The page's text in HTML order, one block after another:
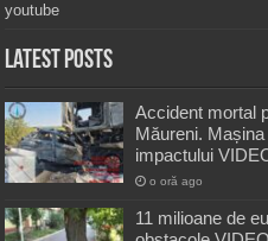
youtube
Latest Posts
Accident mortal
Măureni.
impactului
o oră ago
11 milioane de